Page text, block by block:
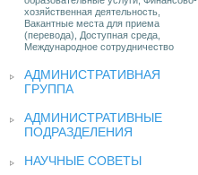
хозяйственная деятельность,
Вакантные места для приема
(перевода), Доступная среда,
Международное сотрудничество
АДМИНИСТРАТИВНАЯ
ГРУППА
АДМИНИСТРАТИВНЫЕ
ПОДРАЗДЕЛЕНИЯ
НАУЧНЫЕ СОВЕТЫ